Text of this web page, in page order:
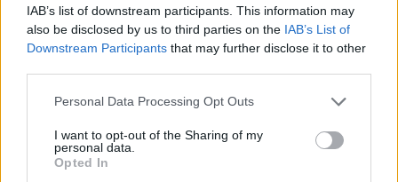
IAB’s list of downstream participants. This information may
also be disclosed by us to third parties on the IAB’s List of
Downstream Participants that may further disclose it to other
Please note that this website/app uses one or more Google
not limited to your visit or usage behaviour. You may click to
grant or deny consent to Google and its third-party tags to
use your data for below specified purposes in below Google
Personal Data Processing Opt Outs
I want to opt-out of the Sharing of my
personal data.
Opted In
Υποβολή σχολίου
Όροι Χρήσης. Το site προστατεύεται από reCAPTCHA, ισχύουν
Πολιτική Απορρήτου